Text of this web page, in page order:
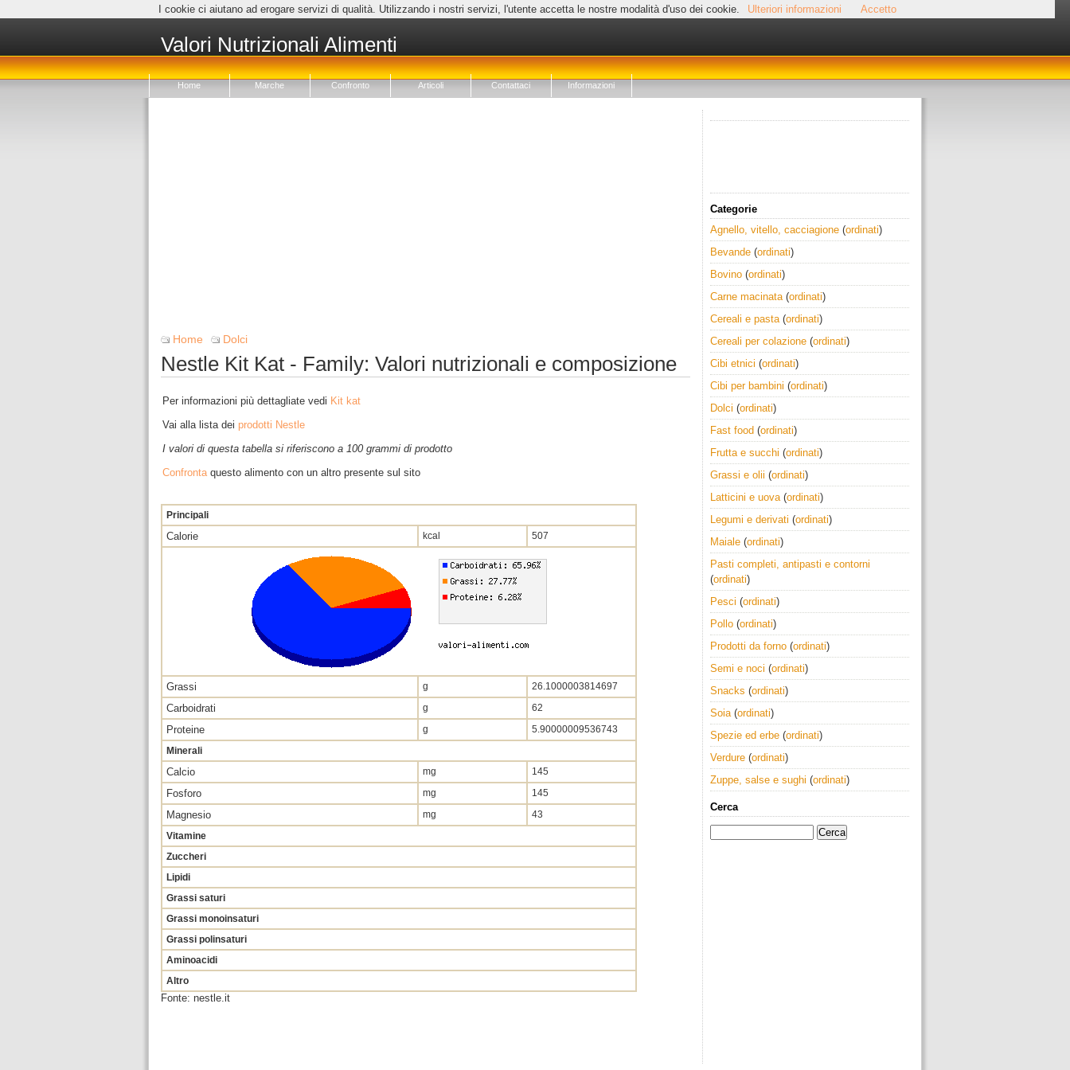
I cookie ci aiutano ad erogare servizi di qualità. Utilizzando i nostri servizi, l'utente accetta le nostre modalità d'uso dei cookie. Ulteriori informazioni Accetto
Valori Nutrizionali Alimenti
Home Marche Confronto Articoli Contattaci Informazioni
Home Dolci
Nestle Kit Kat - Family: Valori nutrizionali e composizione
Per informazioni più dettagliate vedi Kit kat
Vai alla lista dei prodotti Nestle
I valori di questa tabella si riferiscono a 100 grammi di prodotto
Confrontaquesto alimento con un altro presente sul sito
Principali
Calorie kcal 507
Grassi g 26.1000003814697
Carboidrati g 62
Proteine g
5.90000009536743
Minerali
Calcio mg 145
Fosforo mg 145
Magnesio mg
43
Vitamine
Zuccheri
Lipidi
Grassi saturi
Grassi monoinsaturi
Grassi polinsaturi
Aminoacidi
Altro
Fonte: nestle.it
Categorie
Agnello, vitello, cacciagione (ordinati)
Bevande (ordinati)
Bovino (ordinati)
Carne macinata(ordinati)
Cereali e pasta(ordinati)
Cereali per colazione (ordinati)
Cibi etnici (ordinati)
Cibi per bambini (ordinati)
Dolci (ordinati)
Fast food (ordinati)
Frutta e succhi (ordinati)
Grassi e olii (ordinati)
Latticini e uova(ordinati)
Legumi e derivati (ordinati)
Maiale (ordinati)
Pasti completi, antipasti e contorni
(ordinati)
Pesci (ordinati)
Pollo (ordinati)
Prodotti da forno (ordinati)
Semi e noci (ordinati)
Snacks (ordinati)
Soia(ordinati)
Spezie ed erbe (ordinati)
Verdure (ordinati)
Zuppe, salse e sughi (ordinati)
Cerca